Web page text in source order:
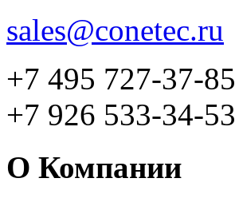
sales@conetec.ru
+7 495 727-37-85
+7 926 533-34-53
О Компании